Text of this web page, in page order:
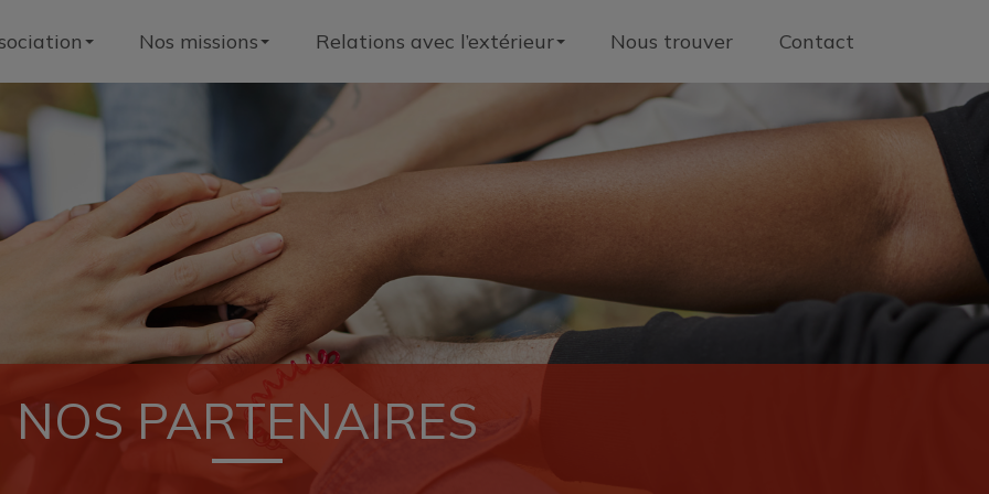
Nos missions Relations avec l’extérieur Nous trouver Contact
NOS PARTENAIRES